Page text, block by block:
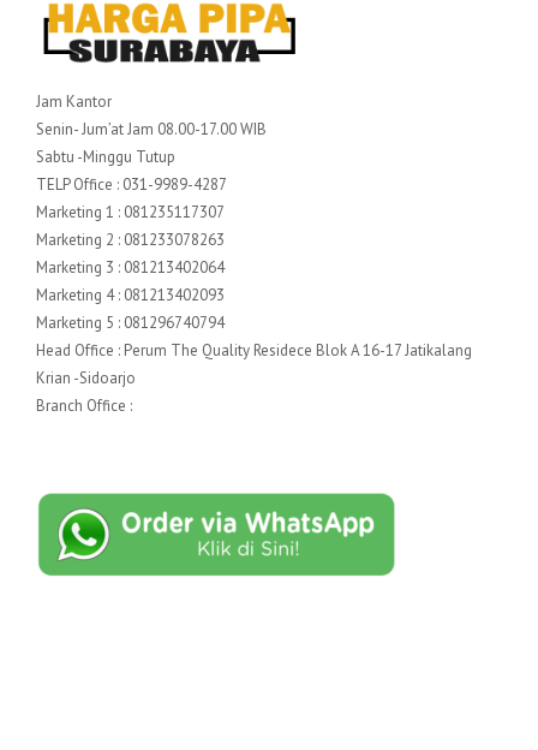
Jam Kantor
Senin- Jum’at Jam 08.00-17.00 WIB
Sabtu -Minggu Tutup
TELP Office : 031-9989-4287
Marketing 1 : 081235117307
Marketing 2 : 081233078263
Marketing 3 : 081213402064
Marketing 4 : 081213402093
Marketing 5 : 081296740794
Head Office : Perum The Quality Residece Blok A 16-17 Jatikalang
Krian -Sidoarjo
Branch Office :